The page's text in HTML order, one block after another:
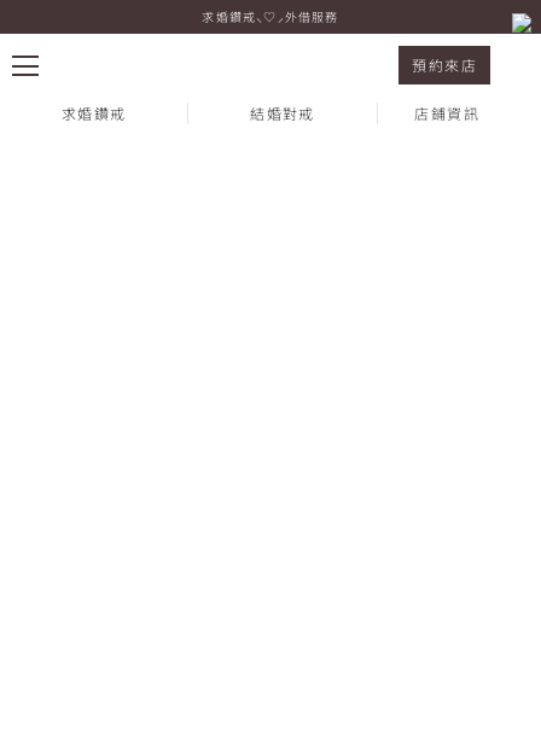
結婚對戒 LUCINA 鉑金求婚鑽戒⸜♡⸝外借服務
預約來店
求婚鑽戒 結婚對戒 店鋪資訊